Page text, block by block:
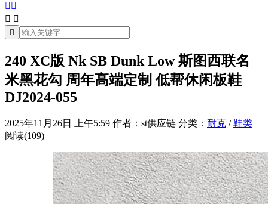
 
 

240 XC版 Nk SB Dunk Low 斯图西联名
米黑花勾 周年高端定制 低帮休闲板鞋
DJ2024-055
2025年11月26日 上午5:59 作者：st供应链 分类： 耐克 /鞋类
阅读(109)